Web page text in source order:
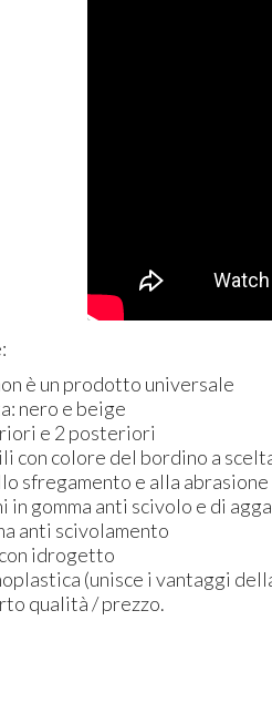
è un prodotto universale
nero e beige
e 2 posteriori
con colore del bordino a
sfregamento e alla abrasione
gomma anti scivolo e di
anti scivolamento
idrogetto
(unisce i vantaggi
qualità / prezzo.